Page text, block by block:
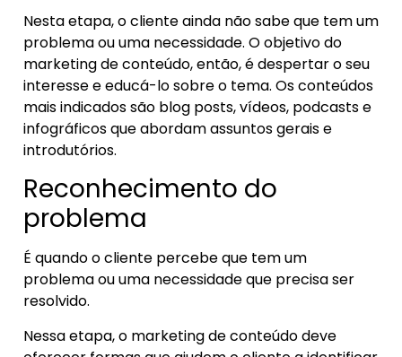
Nesta etapa, o cliente ainda não sabe que tem um
problema ou uma necessidade. O objetivo do
marketing de conteúdo, então, é despertar o seu
interesse e educá-lo sobre o tema. Os conteúdos
mais indicados são blog posts, vídeos, podcasts e
infográficos que abordam assuntos gerais e
introdutórios.
Reconhecimento do
problema
É quando o cliente percebe que tem um
problema ou uma necessidade que precisa ser
resolvido.
Nessa etapa, o marketing de conteúdo deve